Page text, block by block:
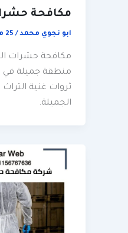
مكافحة
ابو نجوي محمد/ 25 مارس، 2024
مكافحة حشرات
منطقة جميلة في
ثروات غنية
الجميلة.